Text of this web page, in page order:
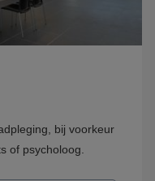
bij voorkeur
of psycholoog.